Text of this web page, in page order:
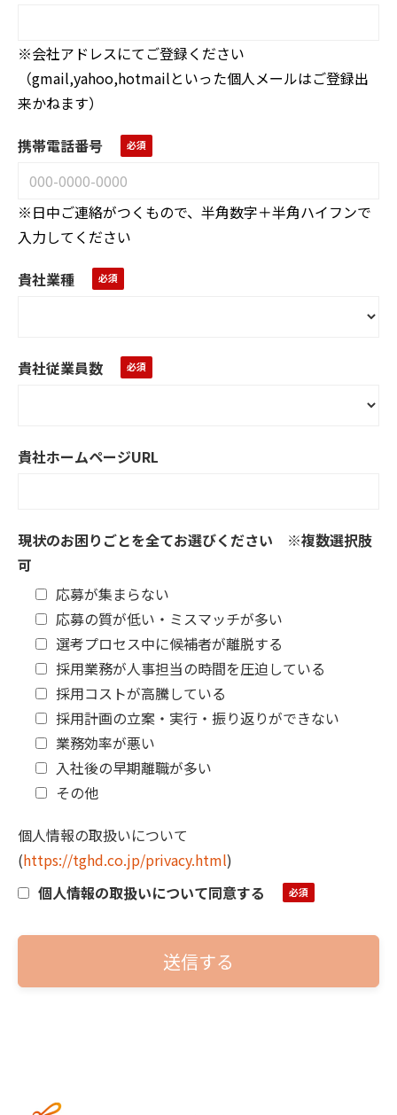
※会社アドレスにてご登録ください
（gmail,yahoo,hotmailといった個人メールはご登録出
来かねます）
携帯電話番号
※日中ご連絡がつくもので、 半角数字＋半角ハイフンで
入力してください
貴社業種
貴社従業員数
貴社ホームページURL
現状のお困りごとを全てお選びください ※複数選択肢
可
応募が集まらない
応募の質が低い・ミスマッチが多い
選考プロセス中に候補者が離脱する
採用業務が人事担当の時間を圧迫している
採用コストが高騰している
採用計画の立案・実行・振り返りができない
業務効率が悪い
入社後の早期離職が多い
その他
個人情報の取扱いについて
(https://tghd.co.jp/privacy.html)
個人情報の取扱いについて同意する